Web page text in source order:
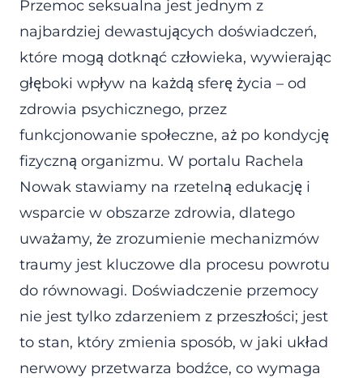
Przemoc seksualna jest jednym z
najbardziej dewastujących doświadczeń,
które mogą dotknąć człowieka, wywierając
głęboki wpływ na każdą sferę życia – od
zdrowia psychicznego, przez
funkcjonowanie społeczne, aż po kondycję
fizyczną organizmu. W portalu Rachela
Nowak stawiamy na rzetelną edukację i
wsparcie w obszarze zdrowia, dlatego
uważamy, że zrozumienie mechanizmów
traumy jest kluczowe dla procesu powrotu
do równowagi. Doświadczenie przemocy
nie jest tylko zdarzeniem z przeszłości; jest
to stan, który zmienia sposób, w jaki układ
nerwowy przetwarza bodźce, co wymaga